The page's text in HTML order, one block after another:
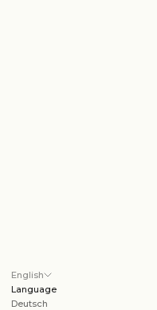
English
Language
Deutsch